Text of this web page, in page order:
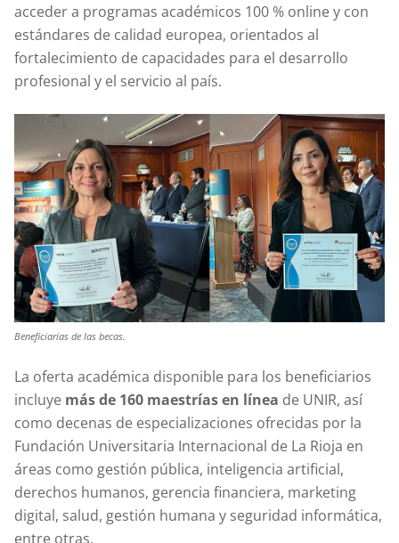
acceder a programas académicos 100 % online y con
estándares de calidad europea, orientados al
fortalecimiento de capacidades para el desarrollo
profesional y el servicio al país.
Beneficiarias de las becas.
La oferta académica disponible para los beneficiarios
incluye más de 160 maestrías en línea de UNIR, así
como decenas de especializaciones ofrecidas por la
Fundación Universitaria Internacional de La Rioja en
áreas como gestión pública, inteligencia artificial,
derechos humanos, gerencia financiera, marketing
digital, salud, gestión humana y seguridad informática,
entre otras.